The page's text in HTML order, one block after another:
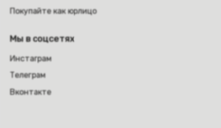
Покупайте как юрлицо
Мы в соцсетях
Инстаграм
Телеграм
Вконтакте